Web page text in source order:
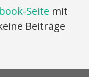
Seite mit
Beiträge